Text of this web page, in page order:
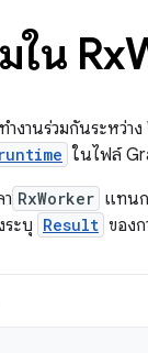
ใน Rx
ทำงานร่วมกันระห
ในไฟล์
RxWorker แทนก
ระบุ Result ของ